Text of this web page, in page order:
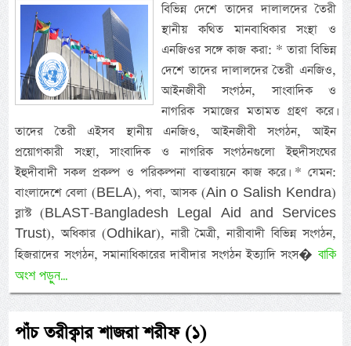
বিভিন্ন দেশে তাদের দালালদের তৈরী
স্থানীয় কথিত মানবাধিকার সংস্থা ও
এনজিওর সঙ্গে কাজ করা: * তারা বিভিন্ন
দেশে তাদের দালালদের তৈরী এনজিও,
আইনজীবী সংগঠন, সাংবাদিক ও
নাগরিক সমাজের মতামত গ্রহণ করে।
তাদের তৈরী এইসব স্থানীয় এনজিও, আইনজীবী সংগঠন, আইন
প্রয়োগকারী সংস্থা, সাংবাদিক ও নাগরিক সংগঠনগুলো ইহুদীসংঘের
ইহুদীবাদী সকল প্রকল্প ও পরিকল্পনা বাস্তবায়নে কাজ করে। * যেমন:
বাংলাদেশে বেলা (BELA), পবা, আসক (Ain o Salish Kendra)
ব্লাস্ট (BLAST-Bangladesh Legal Aid and Services
Trust), অধিকার (Odhikar), নারী মৈত্রী, নারীবাদী বিভিন্ন সংগঠন,
হিজরাদের সংগঠন, সমানাধিকারের দাবীদার সংগঠন ইত্যাদি সংস� বাকি
অংশ পড়ুন...
পাঁচ তরীক্বার শাজরা শরীফ (১)